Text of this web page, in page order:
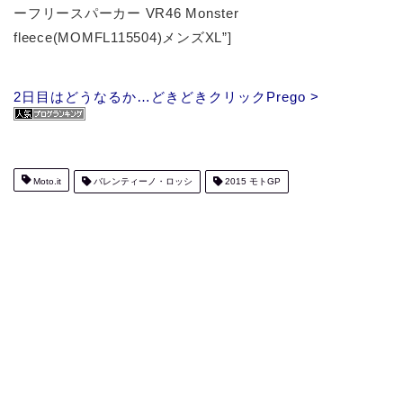
ーフリースパーカー VR46 Monster
fleece(MOMFL115504)メンズXL”]
2日目はどうなるか…どきどきクリックPrego >
Moto.it バレンティーノ・ロッシ 2015 モトGP